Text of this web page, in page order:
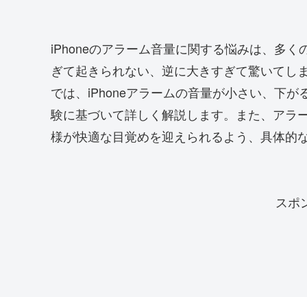
iPhoneのアラーム音量に関する悩みは、多
ぎて起きられない、逆に大きすぎて驚いて
では、iPhoneアラームの音量が小さい、下
験に基づいて詳しく解説します。また、アラ
様が快適な目覚めを迎えられるよう、具体的
スポ